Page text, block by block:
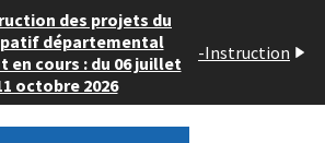
des projets du
départemental
en cours : du 06 juillet
octobre 2026
-Instruction